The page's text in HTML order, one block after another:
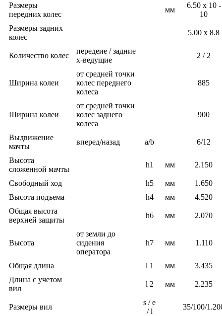
Размеры
передних колес
мм
6.50 x 10 -
10
Размеры задних
колес
5.00 x 8.8
Количество колес
передеие / задние
x-ведущие
2 / 2
Ширина колеи
от средней точки
колес переднего
колеса
885
Ширина колеи
от средней точки
колес заднего
колеса
900
Выдвижение
мачты
вперед/назад a/b 6/12
Высота
сложенной мачты
h1 мм 2.150
Свободный ход h5 мм
1.650
Высота подъема
h4 мм
4.520
Общая высота
верхней защиты
h6 мм 2.070
Высота
от земли до
сидения
оператора
h7 мм 1.110
Общая длина l 1 мм
3.435
Длина с учетом
вил
l 2 мм 2.235
Размеры вил
s / e
/ l
35/100/